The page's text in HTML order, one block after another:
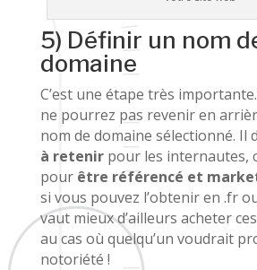
5) Définir un nom
domaine
C’est une étape très
ne pourrez pas revenir en
nom de domaine sélectionné. Il
à retenirpour les internautes,
pour être référencé et
si vous pouvez l’obtenir en .fr
vaut mieux d’ailleurs acheter
au cas où quelqu’un voudrait
notoriété !